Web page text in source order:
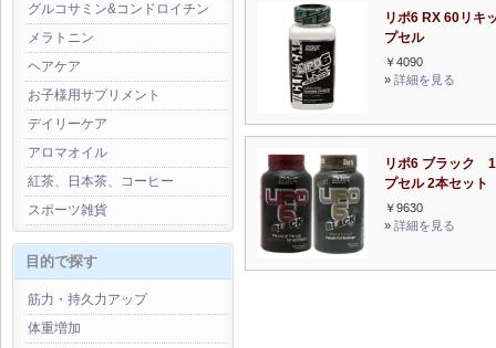
グルコサミン&コンドロイチン
メラトニン
ヘアケア
お子様用サプリメント
デイリーケア
アロマオイル
紅茶、日本茶、コーヒー
スポーツ雑貨
目的で探す
筋力・持久力アップ
体重増加
リポ6 RX 60リキ
プセル
￥4090
» 詳細を見る
リポ6 ブラック
プセル 2本セット
￥9630
» 詳細を見る